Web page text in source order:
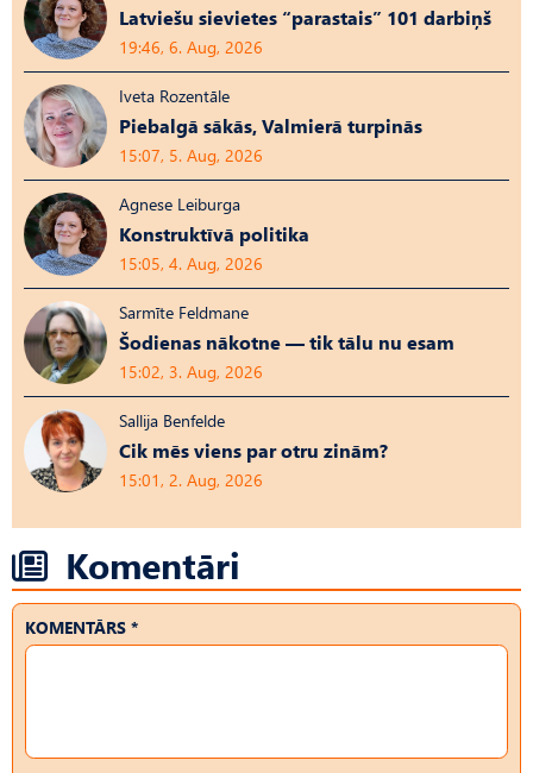
Latviešu sievietes “parastais” 101 darbiņš
19:46, 6. Aug, 2026
Iveta Rozentāle
Piebalgā sākās, Valmierā turpinās
15:07, 5. Aug, 2026
Agnese Leiburga
Konstruktīvā politika
15:05, 4. Aug, 2026
Sarmīte Feldmane
Šodienas nākotne — tik tālu nu esam
15:02, 3. Aug, 2026
Sallija Benfelde
Cik mēs viens par otru zinām?
15:01, 2. Aug, 2026
Komentāri
KOMENTĀRS *